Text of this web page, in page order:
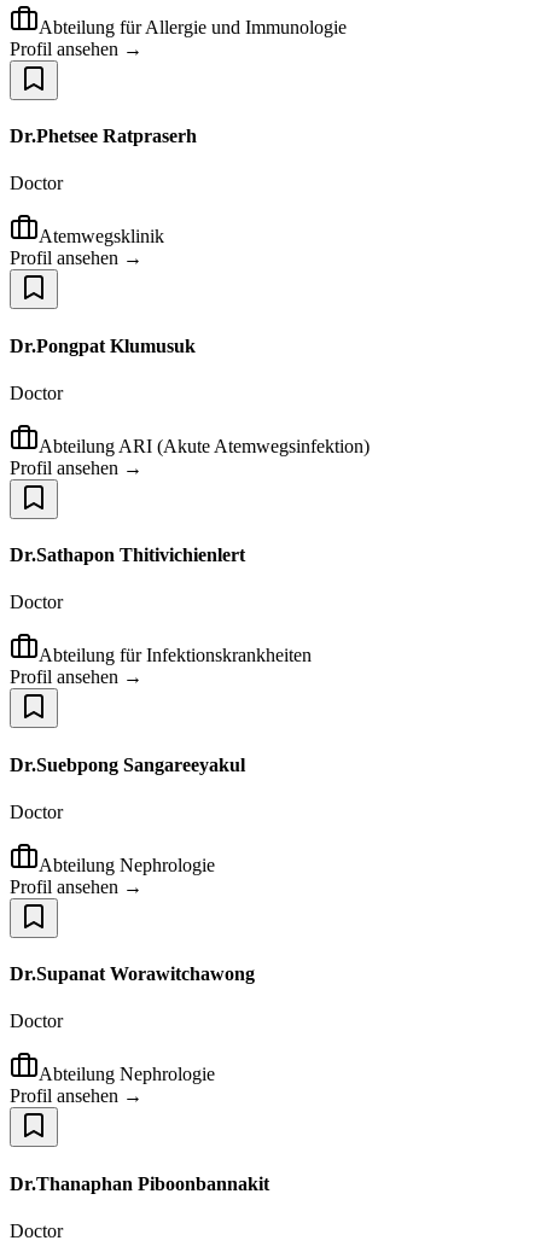
Abteilung für Allergie und Immunologie
Profil ansehen →
Dr.Phetsee Ratpraserh
Doctor
Atemwegsklinik
Profil ansehen →
Dr.Pongpat Klumusuk
Doctor
Abteilung ARI (Akute Atemwegsinfektion)
Profil ansehen →
Dr.Sathapon Thitivichienlert
Doctor
Abteilung für Infektionskrankheiten
Profil ansehen →
Dr.Suebpong Sangareeyakul
Doctor
Abteilung Nephrologie
Profil ansehen →
Dr.Supanat Worawitchawong
Doctor
Abteilung Nephrologie
Profil ansehen →
Dr.Thanaphan Piboonbannakit
Doctor